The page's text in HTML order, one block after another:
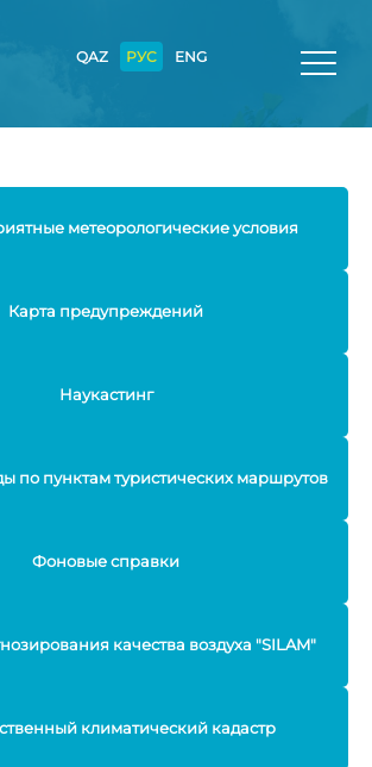
QAZ РУС ENG
метеорологические условия
Карта предупреждений
Наукастинг
по пунктам туристических маршрутов
Фоновые справки
качества воздуха "SILAM"
климатический кадастр